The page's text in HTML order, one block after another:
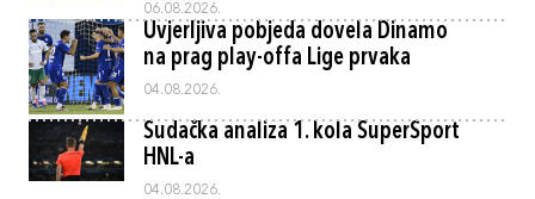
06.08.2026.
Uvjerljiva pobjeda dovela Dinamo
na prag play-offa Lige prvaka
04.08.2026.
Sudačka analiza 1. kola SuperSport
HNL-a
04.08.2026.